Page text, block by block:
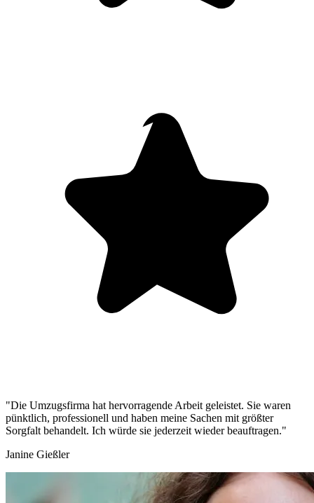
"Die Umzugsfirma hat hervorragende Arbeit geleistet. Sie waren
pünktlich, professionell und haben meine Sachen mit größter
Sorgfalt behandelt. Ich würde sie jederzeit wieder beauftragen."
Janine Gießler